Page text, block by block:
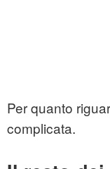
Per quanto
complicata.